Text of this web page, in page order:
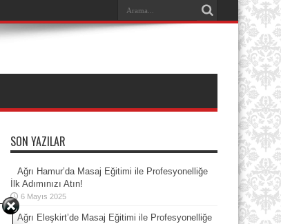
SON YAZILAR
Ağrı Hamur’da Masaj Eğitimi ile Profesyonelliğe
İlk Adımınızı Atın!
6 Mayıs 2025
Ağrı Eleşkirt’de Masaj Eğitimi ile Profesyonelliğe